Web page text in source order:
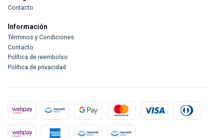
Contacto
Información
Términos y Condiciones
Contacto
Política de reembolso
Política de privacidad